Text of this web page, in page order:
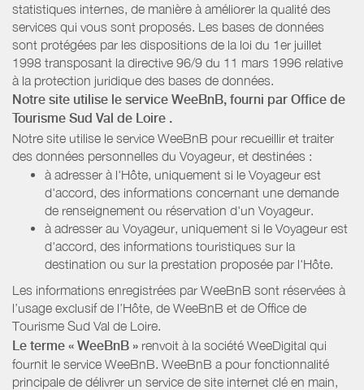
statistiques internes, de manière à améliorer la qualité des
services qui vous sont proposés. Les bases de données
sont protégées par les dispositions de la loi du 1er juillet
1998 transposant la directive 96/9 du 11 mars 1996 relative
à la protection juridique des bases de données.
Notre site utilise le service WeeBnB, fourni par Office de
Tourisme Sud Val de Loire .
Notre site utilise le service WeeBnB pour recueillir et traiter
des données personnelles du Voyageur, et destinées :
à adresser à l'Hôte, uniquement si le Voyageur est
d'accord, des informations concernant une demande
de renseignement ou réservation d'un Voyageur.
à adresser au Voyageur, uniquement si le Voyageur est
d'accord, des informations touristiques sur la
destination ou sur la prestation proposée par l'Hôte.
Les informations enregistrées par WeeBnB sont réservées à
l’usage exclusif de l’Hôte, de WeeBnB et de Office de
Tourisme Sud Val de Loire.
Le terme « WeeBnB » renvoit à la société WeeDigital qui
fournit le service WeeBnB. WeeBnB a pour fonctionnalité
principale de délivrer un service de site internet clé en main,